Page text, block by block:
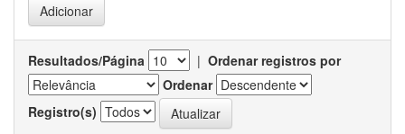
Resultados/Página | Ordenar registros por
Ordenar
Registro(s)